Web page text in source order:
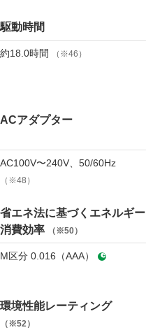
駆動時間
約18.0時間 （※46）
ACアダプター
AC100V〜240V、50/60Hz
（※48）
省エネ法に基づくエネルギー
消費効率
（※50）
M区分 0.016（AAA）
環境性能レーティング
（※52）